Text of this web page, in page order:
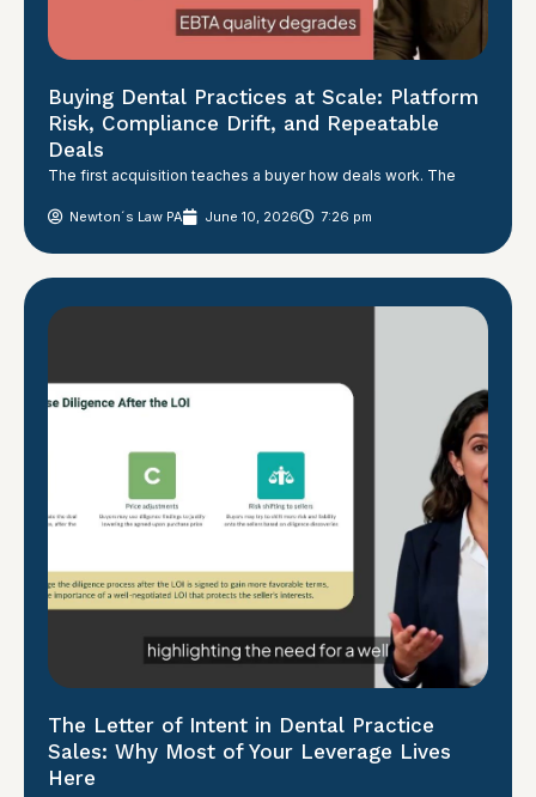
Buying Dental Practices at Scale: Platform
Risk, Compliance Drift, and Repeatable
Deals
The first acquisition teaches a buyer how deals work. The
Newton´s Law PA June 10, 2026 7:26 pm
The Letter of Intent in Dental Practice
Sales: Why Most of Your Leverage Lives
Here